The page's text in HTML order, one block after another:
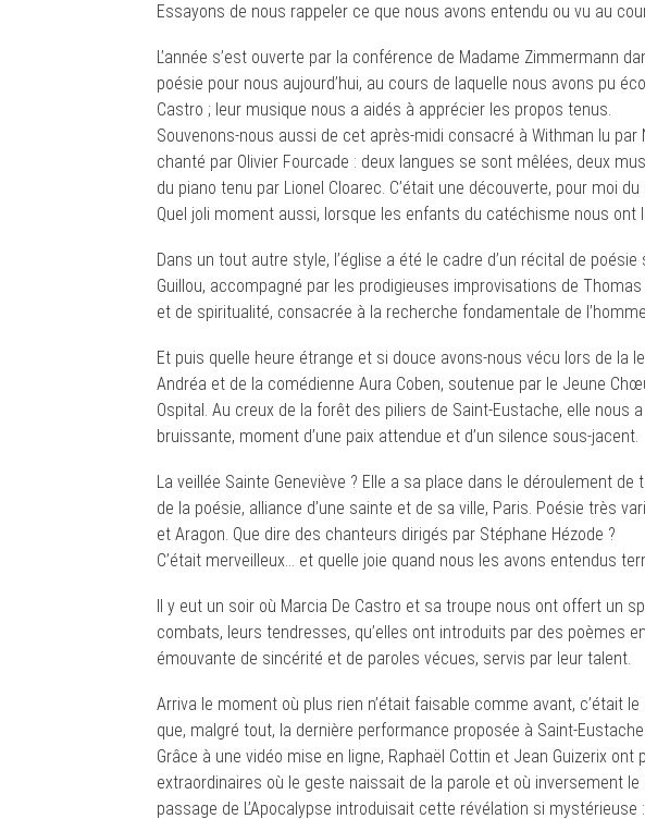
Essayons de nous rappeler ce que nous avons entendu ou vu au
L’année s’est ouverte par la conférence de Madame Zimmermann
poésie pour nous aujourd’hui, au cours de laquelle nous avons pu
Castro ; leur musique nous a aidés à apprécier les propos tenus.
Souvenons-nous aussi de cet après-midi consacré à Withman lu
chanté par Olivier Fourcade : deux langues se sont mêlées, deux
du piano tenu par Lionel Cloarec. C’était une découverte, pour moi
Quel joli moment aussi, lorsque les enfants du catéchisme nous
Dans un tout autre style, l’église a été le cadre d’un récital de
Guillou, accompagné par les prodigieuses improvisations de
et de spiritualité, consacrée à la recherche fondamentale de
Et puis quelle heure étrange et si douce avons-nous vécu lors de la
Andréa et de la comédienne Aura Coben, soutenue par le Jeune
Ospital. Au creux de la forêt des piliers de Saint-Eustache, elle
bruissante, moment d’une paix attendue et d’un silence sous-jacent.
La veillée Sainte Geneviève ? Elle a sa place dans le déroulement
de la poésie, alliance d’une sainte et de sa ville, Paris. Poésie très
et Aragon. Que dire des chanteurs dirigés par Stéphane Hézode ?
C’était merveilleux… et quelle joie quand nous les avons entendus
Il y eut un soir où Marcia De Castro et sa troupe nous ont offert un
combats, leurs tendresses, qu’elles ont introduits par des poèmes
émouvante de sincérité et de paroles vécues, servis par leur talent.
Arriva le moment où plus rien n’était faisable comme avant, c’était
que, malgré tout, la dernière performance proposée à Saint-
Grâce à une vidéo mise en ligne, Raphaël Cottin et Jean Guizerix
extraordinaires où le geste naissait de la parole et où inversement
passage de L’Apocalypse introduisait cette révélation si